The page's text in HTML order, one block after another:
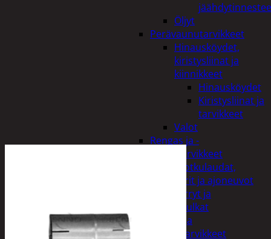
Öljyt
Perävaunutarvikkeet
Hinausköydet,
kiristysliinat ja
kiinnikkeet
Hinausköydet
Kiristysliinat ja
tarvikkeet
Valot
Rengas ja -
vannetarvikkeet
Sähköpotkulaudat,
skootterit ja ajoneuvot
Tukkikärryt ja
juontopulkat
Veneet ja
veneilytarvikkeet